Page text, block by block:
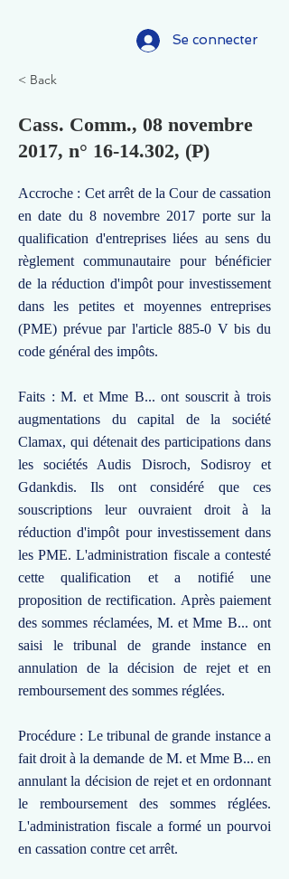
Se connecter
< Back
Cass. Comm., 08 novembre
2017, n° 16-14.302, (P)
Accroche : Cet arrêt de la Cour de cassation
en date du 8 novembre 2017 porte sur la
qualification d'entreprises liées au sens du
règlement communautaire pour bénéficier
de la réduction d'impôt pour investissement
dans les petites et moyennes entreprises
(PME) prévue par l'article 885-0 V bis du
code général des impôts.
Faits : M. et Mme B... ont souscrit à trois
augmentations du capital de la société
Clamax, qui détenait des participations dans
les sociétés Audis Disroch, Sodisroy et
Gdankdis. Ils ont considéré que ces
souscriptions leur ouvraient droit à la
réduction d'impôt pour investissement dans
les PME. L'administration fiscale a contesté
cette qualification et a notifié une
proposition de rectification. Après paiement
des sommes réclamées, M. et Mme B... ont
saisi le tribunal de grande instance en
annulation de la décision de rejet et en
remboursement des sommes réglées.
Procédure : Le tribunal de grande instance a
fait droit à la demande de M. et Mme B... en
annulant la décision de rejet et en ordonnant
le remboursement des sommes réglées.
L'administration fiscale a formé un pourvoi
en cassation contre cet arrêt.